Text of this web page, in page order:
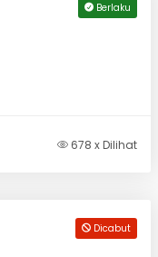
Berlaku
678 x Dilihat
Dicabut